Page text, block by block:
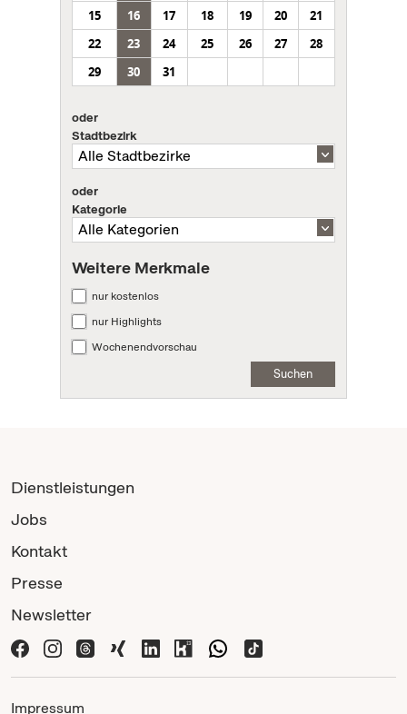
15
16 17 18 19 20
21
22
23 24 25 26 27
28
29
30 31
oder
Stadtbezirk
oder
Kategorie
Weitere Merkmale
nur kostenlos
nur Highlights
Wochenendvorschau
Suchen
Dienstleistungen
Jobs
Kontakt
Presse
Newsletter
Impressum